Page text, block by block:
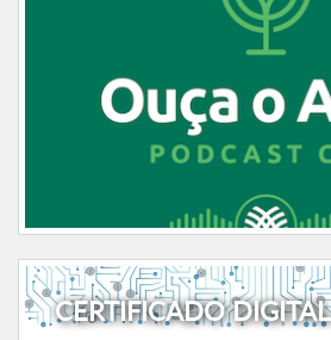
CERTIFICADO DIGITAL